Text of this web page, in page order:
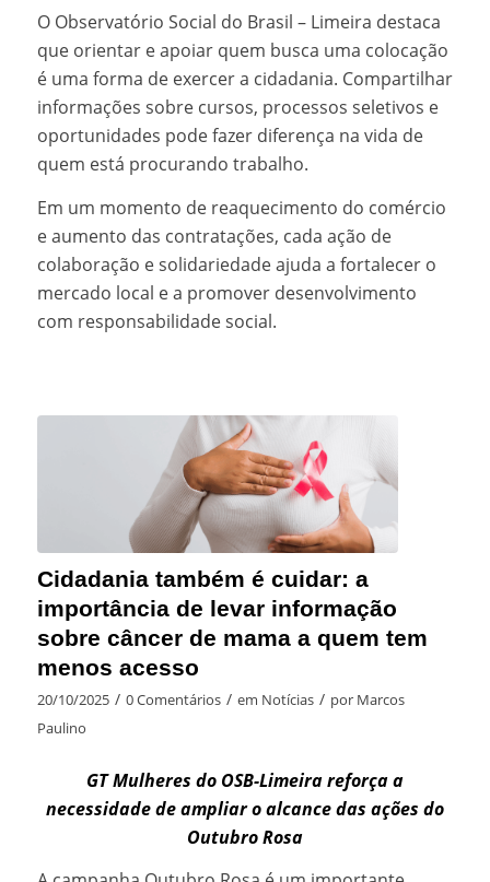
O Observatório Social do Brasil – Limeira destaca
que orientar e apoiar quem busca uma colocação
é uma forma de exercer a cidadania. Compartilhar
informações sobre cursos, processos seletivos e
oportunidades pode fazer diferença na vida de
quem está procurando trabalho.
Em um momento de reaquecimento do comércio
e aumento das contratações, cada ação de
colaboração e solidariedade ajuda a fortalecer o
mercado local e a promover desenvolvimento
com responsabilidade social.
Cidadania também é cuidar: a
importância de levar informação
sobre câncer de mama a quem tem
menos acesso
20/10/2025 / 0 Comentários / em Notícias / por Marcos
Paulino
GT Mulheres do OSB-Limeira reforça a
necessidade de ampliar o alcance das ações do
Outubro Rosa